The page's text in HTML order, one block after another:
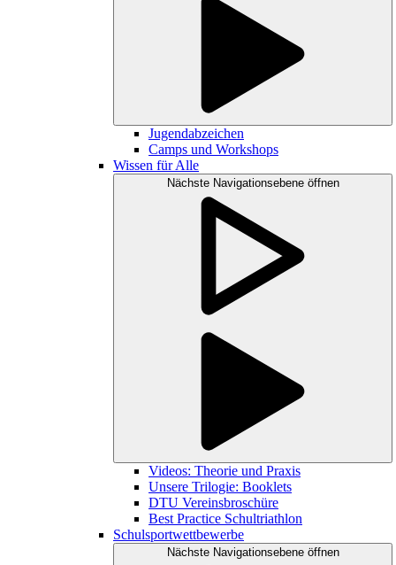
Jugendabzeichen
Camps und Workshops
Wissen für Alle
Nächste Navigationsebene öffnen
Videos: Theorie und Praxis
Unsere Trilogie: Booklets
DTU Vereinsbroschüre
Best Practice Schultriathlon
Schulsportwettbewerbe
Nächste Navigationsebene öffnen